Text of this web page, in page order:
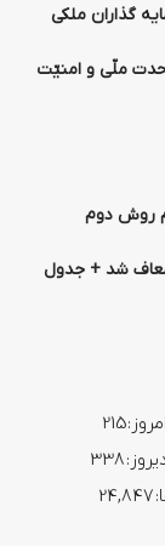
وحدت ملّی و امنیّت
میلیون تومان معاف شد + جدول
215
338
24,847